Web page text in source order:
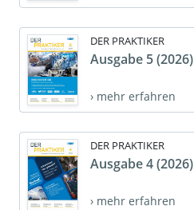
DER PRAKTIKER
Ausgabe 5 (2026)
› mehr erfahren
DER PRAKTIKER
Ausgabe 4 (2026)
› mehr erfahren